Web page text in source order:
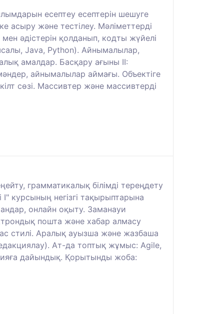
есептеу есептерін шешуге
асыру және тестілеу. Мәліметтерді
әдістерін қолданып, кодты жүйелі
Java, Python). Айнымалылар,
амалдар. Басқару ағыны II:
айнымалылар аймағы. Объектіге
сөзі. Массивтер және массивтерді
грамматикалық білімді тереңдету
курсының негізгі тақырыптарына
онлайн оқыту. Заманауи
пошта және хабар алмасу
стилі. Аралық ауызша және жазбаша
Ат-да топтық жұмыс: Agile,
дайындық. Қорытынды жоба: